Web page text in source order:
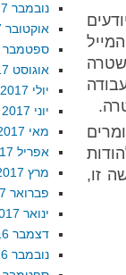
זו,
נובמבר 2017
אוקטובר 2017
ספטמבר 2017
אוגוסט 2017
יולי 2017
יוני 2017
מאי 2017
אפריל 2017
מרץ 2017
פברואר 2017
ינואר 2017
דצמבר 2016
נובמבר 2016